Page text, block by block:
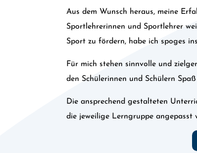
Aus dem Wunsch heraus, meine
Sportlehrerinnen und Sportlehrer
Sport zu fördern, habe ich spoges
Für mich stehen sinnvolle und
den Schülerinnen und Schülern
Die ansprechend gestalteten
die jeweilige Lerngruppe angepasst